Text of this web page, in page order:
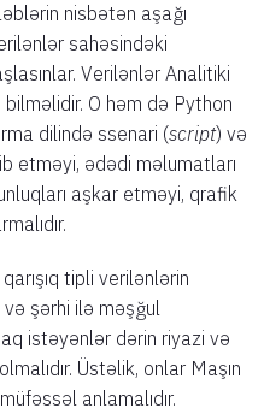
nisbətən aşağı
sahəsindəki
Verilənlər Analitiki
O həm də Python
dilində ssenari (script) və
etməyi, ədədi məlumatları
aşkar etməyi, qrafik
tipli verilənlərin
və şərhi ilə məşğul
istəyənlər dərin riyazi və
Üstəlik, onlar Maşın
anlamalıdır.